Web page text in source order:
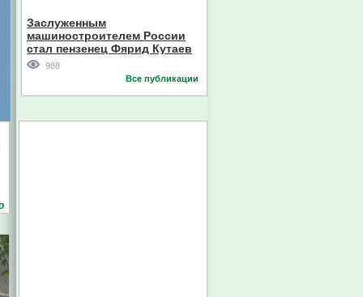
Заслуженным
машиностроителем России
стал пензенец Фярид Кутаев
988
Все публикации